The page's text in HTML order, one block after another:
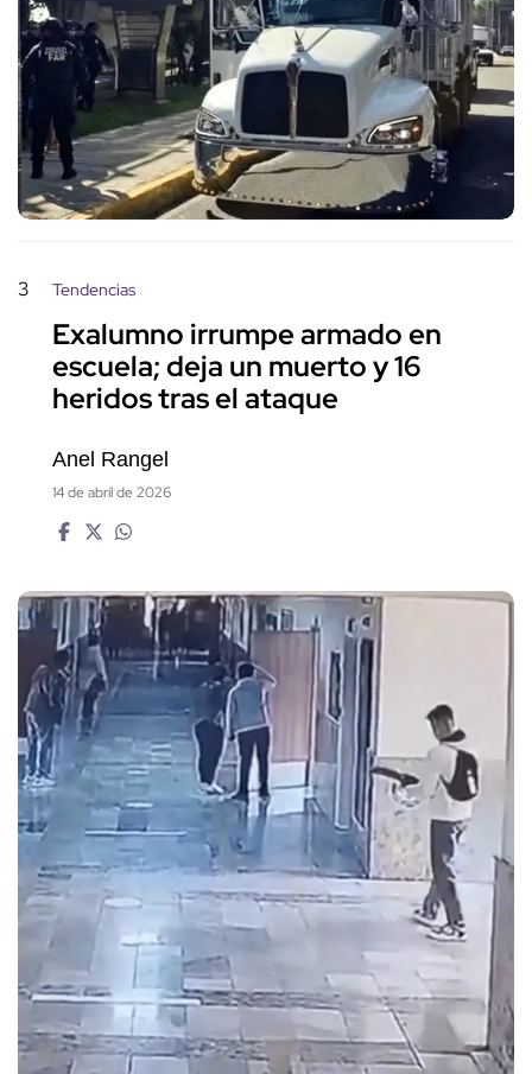
3 Tendencias
Exalumno irrumpe armado en
escuela; deja un muerto y 16
heridos tras el ataque
Anel Rangel
14 de abril de 2026